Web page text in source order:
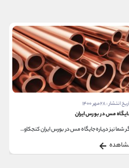
انتشار : ۲۸ مهر ۱۴۰۰
مس در بورس ایران
شما نیز درباره جایگاه مس در بورس ایران کنجکاو...